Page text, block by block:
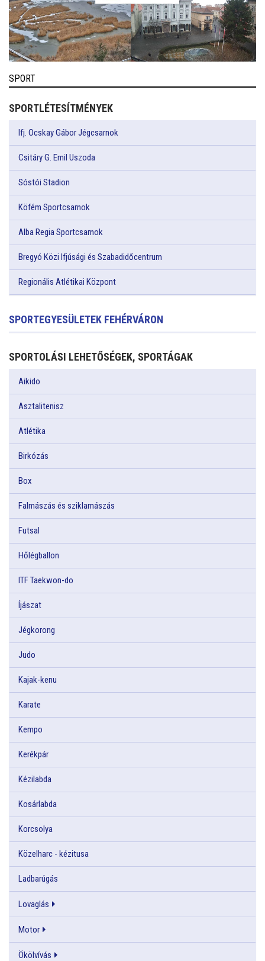
SPORT
SPORTLÉTESÍTMÉNYEK
Ifj. Ocskay Gábor Jégcsarnok
Csitáry G. Emil Uszoda
Sóstói Stadion
Köfém Sportcsarnok
Alba Regia Sportcsarnok
Bregyó Közi Ifjúsági és Szabadidőcentrum
Regionális Atlétikai Központ
SPORTEGYESÜLETEK FEHÉRVÁRON
SPORTOLÁSI LEHETŐSÉGEK, SPORTÁGAK
Aikido
Asztalitenisz
Atlétika
Birkózás
Box
Falmászás és sziklamászás
Futsal
Hőlégballon
ITF Taekwon-do
Íjászat
Jégkorong
Judo
Kajak-kenu
Karate
Kempo
Kerékpár
Kézilabda
Kosárlabda
Korcsolya
Közelharc - kézitusa
Ladbarúgás
Lovaglás
Motor
Ökölvívás